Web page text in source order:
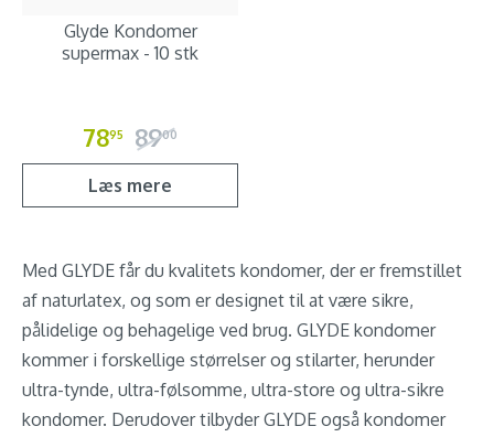
Glyde Kondomer
supermax - 10 stk
7895 8900
Læs mere
Med GLYDE får du kvalitets kondomer, der er fremstillet
af naturlatex, og som er designet til at være sikre,
pålidelige og behagelige ved brug. GLYDE kondomer
kommer i forskellige størrelser og stilarter, herunder
ultra-tynde, ultra-følsomme, ultra-store og ultra-sikre
kondomer. Derudover tilbyder GLYDE også kondomer